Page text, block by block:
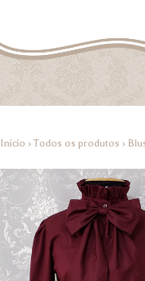
Início › Todos os produtos ›